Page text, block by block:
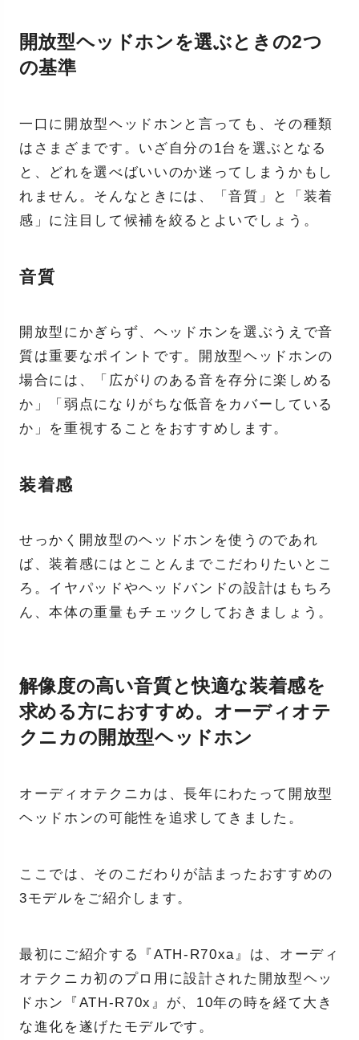
開放型ヘッドホンを選ぶときの2つ
の基準
一口に開放型ヘッドホンと言っても、その種類
はさまざまです。いざ自分の1台を選ぶとなる
と、どれを選べばいいのか迷ってしまうかもし
れません。そんなときには、「音質」と「装着
感」に注目して候補を絞るとよいでしょう。
音質
開放型にかぎらず、ヘッドホンを選ぶうえで音
質は重要なポイントです。開放型ヘッドホンの
場合には、「広がりのある音を存分に楽しめる
か」「弱点になりがちな低音をカバーしている
か」を重視することをおすすめします。
装着感
せっかく開放型のヘッドホンを使うのであれ
ば、装着感にはとことんまでこだわりたいとこ
ろ。イヤパッドやヘッドバンドの設計はもちろ
ん、本体の重量もチェックしておきましょう。
解像度の高い音質と快適な装着感を
求める方におすすめ。オーディオテ
クニカの開放型ヘッドホン
オーディオテクニカは、長年にわたって開放型
ヘッドホンの可能性を追求してきました。
ここでは、そのこだわりが詰まったおすすめの
3モデルをご紹介します。
最初にご紹介する『ATH-R70xa』は、オーディ
オテクニカ初のプロ用に設計された開放型ヘッ
ドホン『ATH-R70x』が、10年の時を経て大き
な進化を遂げたモデルです。